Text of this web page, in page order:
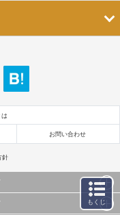
お問い合わせ
針
像データ等）及びこれらの配置・
もくじ